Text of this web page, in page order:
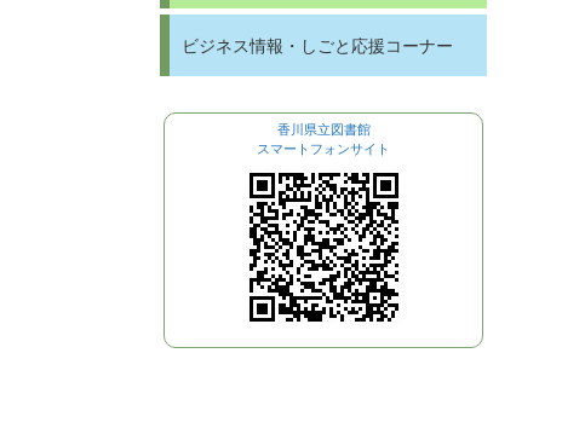
ビジネス情報・しごと応援コーナー
香川県立図書館
スマートフォンサイト